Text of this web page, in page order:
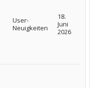
User-
Neuigkeiten
18.
Juni
2026